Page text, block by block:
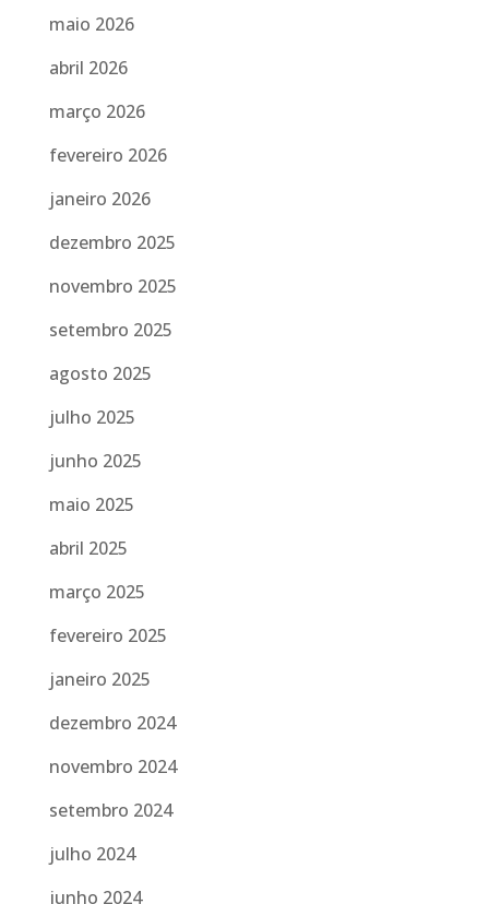
maio 2026
abril 2026
março 2026
fevereiro 2026
janeiro 2026
dezembro 2025
novembro 2025
setembro 2025
agosto 2025
julho 2025
junho 2025
maio 2025
abril 2025
março 2025
fevereiro 2025
janeiro 2025
dezembro 2024
novembro 2024
setembro 2024
julho 2024
junho 2024